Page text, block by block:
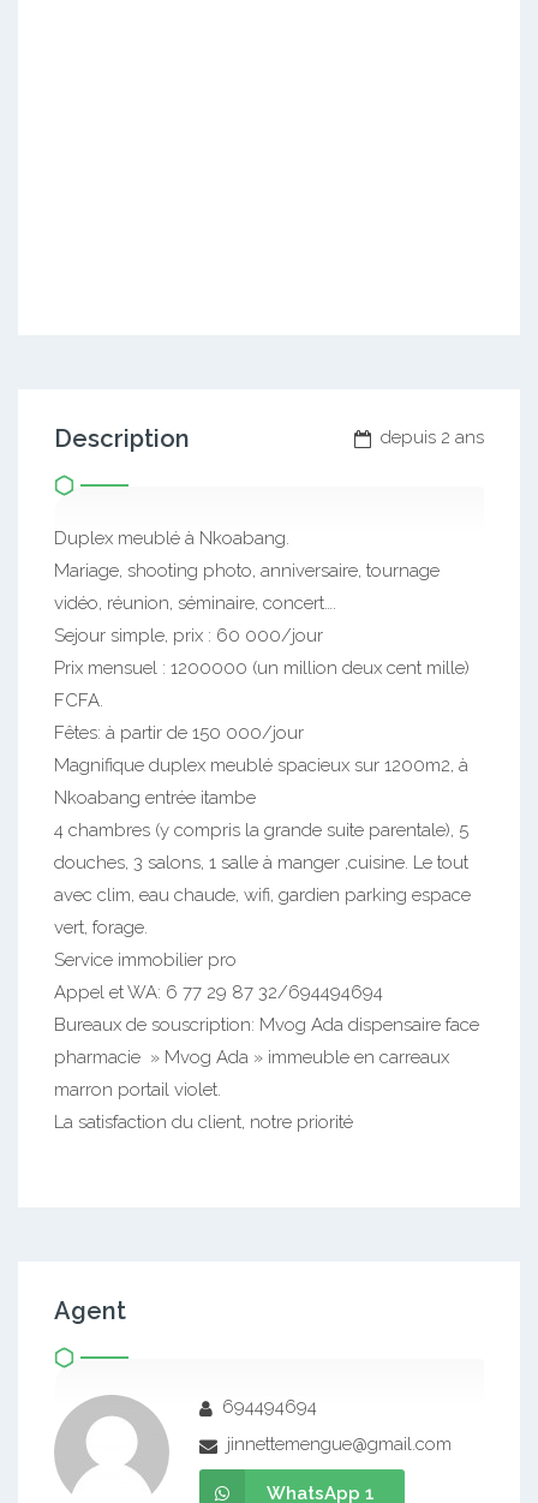
depuis 2 ans
Description
Duplex meublé à Nkoabang.
Mariage, shooting photo, anniversaire, tournage
vidéo, réunion, séminaire, concert….
Sejour simple, prix : 60 000/jour
Prix mensuel : 1200000 (un million deux cent mille)
FCFA.
Fêtes: à partir de 150 000/jour
Magnifique duplex meublé spacieux sur 1200m2, à
Nkoabang entrée itambe
4 chambres (y compris la grande suite parentale), 5
douches, 3 salons, 1 salle à manger ,cuisine. Le tout
avec clim, eau chaude, wifi, gardien parking espace
vert, forage.
Service immobilier pro
Appel et WA: 6 77 29 87 32/694494694
Bureaux de souscription: Mvog Ada dispensaire face
pharmacie » Mvog Ada » immeuble en carreaux
marron portail violet.
La satisfaction du client, notre priorité
Agent
694494694
jinnettemengue@gmail.com
WhatsApp 1